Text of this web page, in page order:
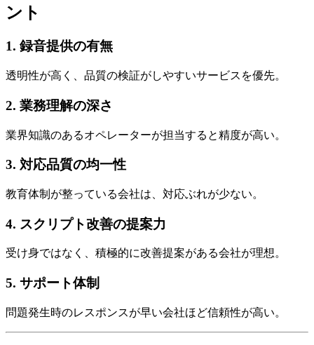
ント
1. 録音提供の有無
透明性が高く、品質の検証がしやすいサービスを優先。
2. 業務理解の深さ
業界知識のあるオペレーターが担当すると精度が高い。
3. 対応品質の均一性
教育体制が整っている会社は、対応ぶれが少ない。
4. スクリプト改善の提案力
受け身ではなく、積極的に改善提案がある会社が理想。
5. サポート体制
問題発生時のレスポンスが早い会社ほど信頼性が高い。